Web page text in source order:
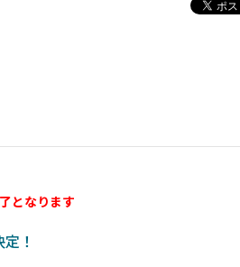
となります
！